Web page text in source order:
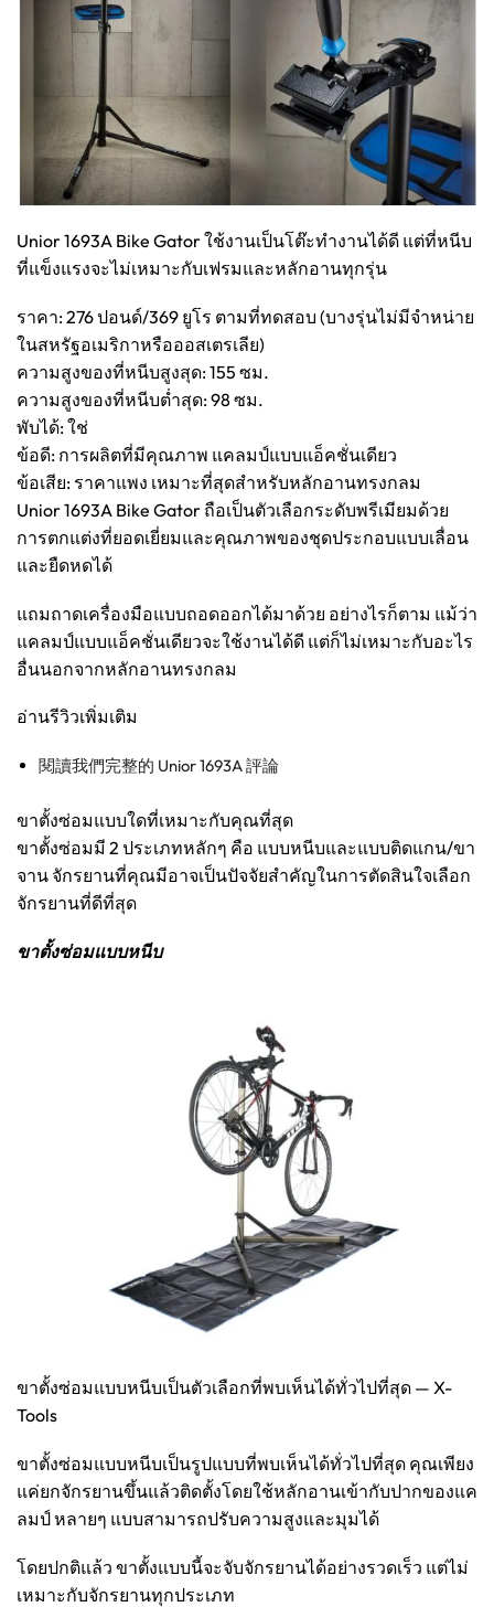
​Unior 1693A Bike Gator ใช้งานเป็นโต๊ะทำงานได้ดี แต่ที่หนีบ
ที่แข็งแรงจะไม่เหมาะกับเฟรมและหลักอานทุกรุ่น
ราคา: 276 ปอนด์/369 ยูโร ตามที่ทดสอบ (บางรุ่นไม่มีจำหน่าย
ในสหรัฐอเมริกาหรือออสเตรเลีย)
ความสูงของที่หนีบสูงสุด: 155 ซม.
ความสูงของที่หนีบต่ำสุด: 98 ซม.
พับได้: ใช่
ข้อดี: การผลิตที่มีคุณภาพ แคลมป์แบบแอ็คชั่นเดียว
ข้อเสีย: ราคาแพง เหมาะที่สุดสำหรับหลักอานทรงกลม
Unior 1693A Bike Gator ถือเป็นตัวเลือกระดับพรีเมียมด้วย
การตกแต่งที่ยอดเยี่ยมและคุณภาพของชุดประกอบแบบเลื่อน
และยืดหดได้
แถมถาดเครื่องมือแบบถอดออกได้มาด้วย อย่างไรก็ตาม แม้ว่า
แคลมป์แบบแอ็คชั่นเดียวจะใช้งานได้ดี แต่ก็ไม่เหมาะกับอะไร
อื่นนอกจากหลักอานทรงกลม
อ่านรีวิวเพิ่มเติม
閱讀我們完整的 Unior 1693A 評論
ขาตั้งซ่อมแบบใดที่เหมาะกับคุณที่สุด
ขาตั้งซ่อมมี 2 ประเภทหลักๆ คือ แบบหนีบและแบบติดแกน/ขา
จาน จักรยานที่คุณมีอาจเป็นปัจจัยสำคัญในการตัดสินใจเลือก
จักรยานที่ดีที่สุด
ขาตั้งซ่อมแบบหนีบ
​ขาตั้งซ่อมแบบหนีบเป็นตัวเลือกที่พบเห็นได้ทั่วไปที่สุด — X-
Tools
ขาตั้งซ่อมแบบหนีบเป็นรูปแบบที่พบเห็นได้ทั่วไปที่สุด คุณเพียง
แค่ยกจักรยานขึ้นแล้วติดตั้งโดยใช้หลักอานเข้ากับปากของแค
ลมป์ หลายๆ แบบสามารถปรับความสูงและมุมได้
โดยปกติแล้ว ขาตั้งแบบนี้จะจับจักรยานได้อย่างรวดเร็ว แต่ไม่
เหมาะกับจักรยานทุกประเภท